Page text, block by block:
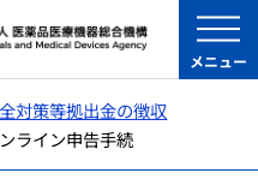
メニュー
対策等拠出金の徴収
ライン申告手続